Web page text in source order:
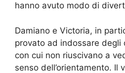
hanno avuto modo di
Damiano e Victoria, in
provato ad indossare degli
con cui non riuscivano a
senso dell’orientamento. Il